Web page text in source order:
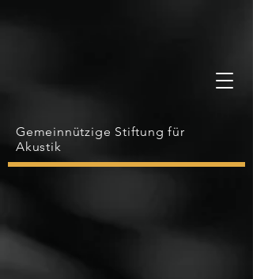
Gemeinnützige Stiftung für
Akustik